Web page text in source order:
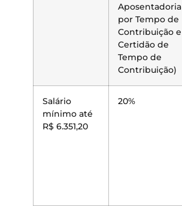
Aposentadoria
por Tempo de
Contribuição e
Certidão de
Tempo de
Contribuição)
Salário
mínimo até
R$ 6.351,20
20%